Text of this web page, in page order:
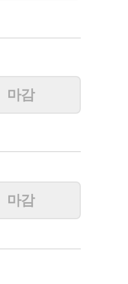
)
마감
마감